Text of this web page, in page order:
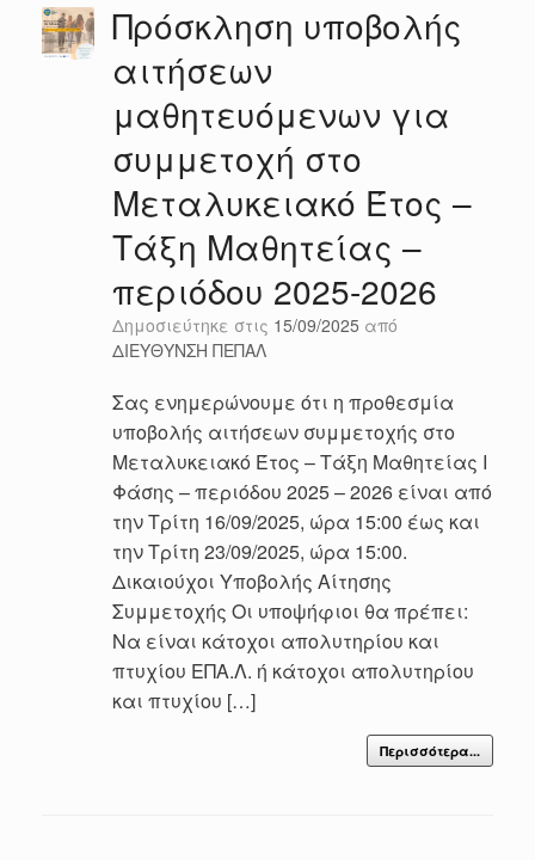
Πρόσκληση υποβολής
αιτήσεων
μαθητευόμενων για
συμμετοχή στο
Μεταλυκειακό Έτος –
Τάξη Μαθητείας –
περιόδου 2025-2026
Δημοσιεύτηκε στις 15/09/2025 από
ΔΙΕΥΘΥΝΣΗ ΠΕΠΑΛ
Σας ενημερώνουμε ότι η προθεσμία
υποβολής αιτήσεων συμμετοχής στο
Μεταλυκειακό Έτος – Τάξη Μαθητείας Ι
Φάσης – περιόδου 2025 – 2026 είναι από
την Τρίτη 16/09/2025, ώρα 15:00 έως και
την Τρίτη 23/09/2025, ώρα 15:00.
Δικαιούχοι Υποβολής Αίτησης
Συμμετοχής Οι υποψήφιοι θα πρέπει:
Να είναι κάτοχοι απολυτηρίου και
πτυχίου ΕΠΑ.Λ. ή κάτοχοι απολυτηρίου
και πτυχίου […]
Περισσότερα...